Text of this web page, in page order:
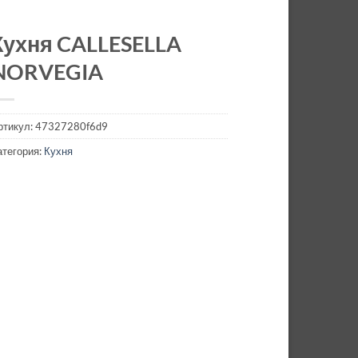
CALLESELLA
47327280f6d9
Кухня